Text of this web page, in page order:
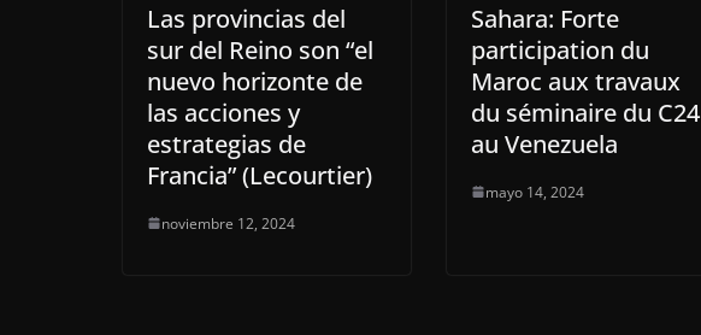
Las provincias del
sur del Reino son “el
nuevo horizonte de
las acciones y
estrategias de
Francia” (Lecourtier)
noviembre 12, 2024
Sahara: Forte
participation du
Maroc aux travaux
du séminaire du C24
au Venezuela
mayo 14, 2024